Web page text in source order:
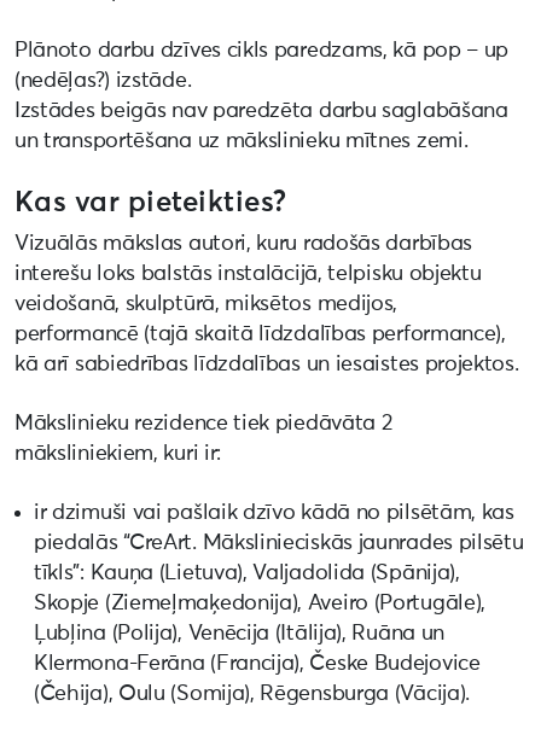
Plānoto darbu dzīves cikls paredzams, kā pop – up
(nedēļas?) izstāde.
Izstādes beigās nav paredzēta darbu saglabāšana
un transportēšana uz mākslinieku mītnes zemi.
Kas var pieteikties?
Vizuālās mākslas autori, kuru radošās darbības
interešu loks balstās instalācijā, telpisku objektu
veidošanā, skulptūrā, miksētos medijos,
performancē (tajā skaitā līdzdalības performance),
kā arī sabiedrības līdzdalības un iesaistes projektos.
Mākslinieku rezidence tiek piedāvāta 2
māksliniekiem, kuri ir:
ir dzimuši vai pašlaik dzīvo kādā no pilsētām, kas
piedalās “CreArt. Mākslinieciskās jaunrades pilsētu
tīkls”: Kauņa (Lietuva), Valjadolida (Spānija),
Skopje (Ziemeļmaķedonija), Aveiro (Portugāle),
Ļubļina (Polija), Venēcija (Itālija), Ruāna un
Klermona-Ferāna (Francija), Česke Budejovice
(Čehija), Oulu (Somija), Rēgensburga (Vācija).